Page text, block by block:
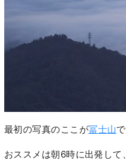
最初の写真のここが冨士山
おススメは朝6時に出発して